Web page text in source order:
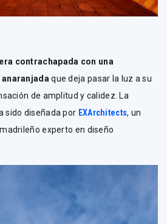
contrachapada con una
que deja pasar la luz a su
de amplitud y calidez. La
sido diseñada por EXArchitects, un
experto en diseño